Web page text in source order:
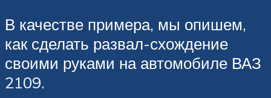
В качестве примера, мы опишем,
как сделать развал-схождение
своими руками на автомобиле ВАЗ
2109.